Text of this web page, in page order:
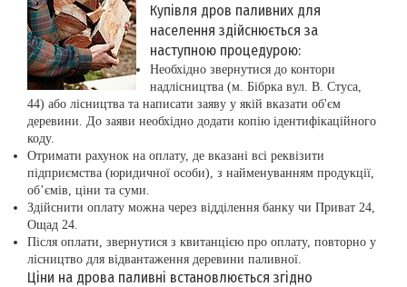
Купівля дров паливних для
населення здійснюється за
наступною процедурою:
Необхідно звернутися до контори
надлісництва (м. Бібрка вул. В. Стуса,
44) або лісництва та написати заяву у якій вказати об'єм
деревини. До заяви необхідно додати копію ідентифікаційного
коду.
Отримати рахунок на оплату, де вказані всі реквізити
підприємства (юридичної особи), з найменуванням продукції,
об’ємів, ціни та суми.
Здійснити оплату можна через відділення банку чи Приват 24,
Ощад 24.
Після оплати, звернутися з квитанцією про оплату, повторно у
лісництво для відвантаження деревини паливної.
Ціни на дрова паливні встановлюється згідно